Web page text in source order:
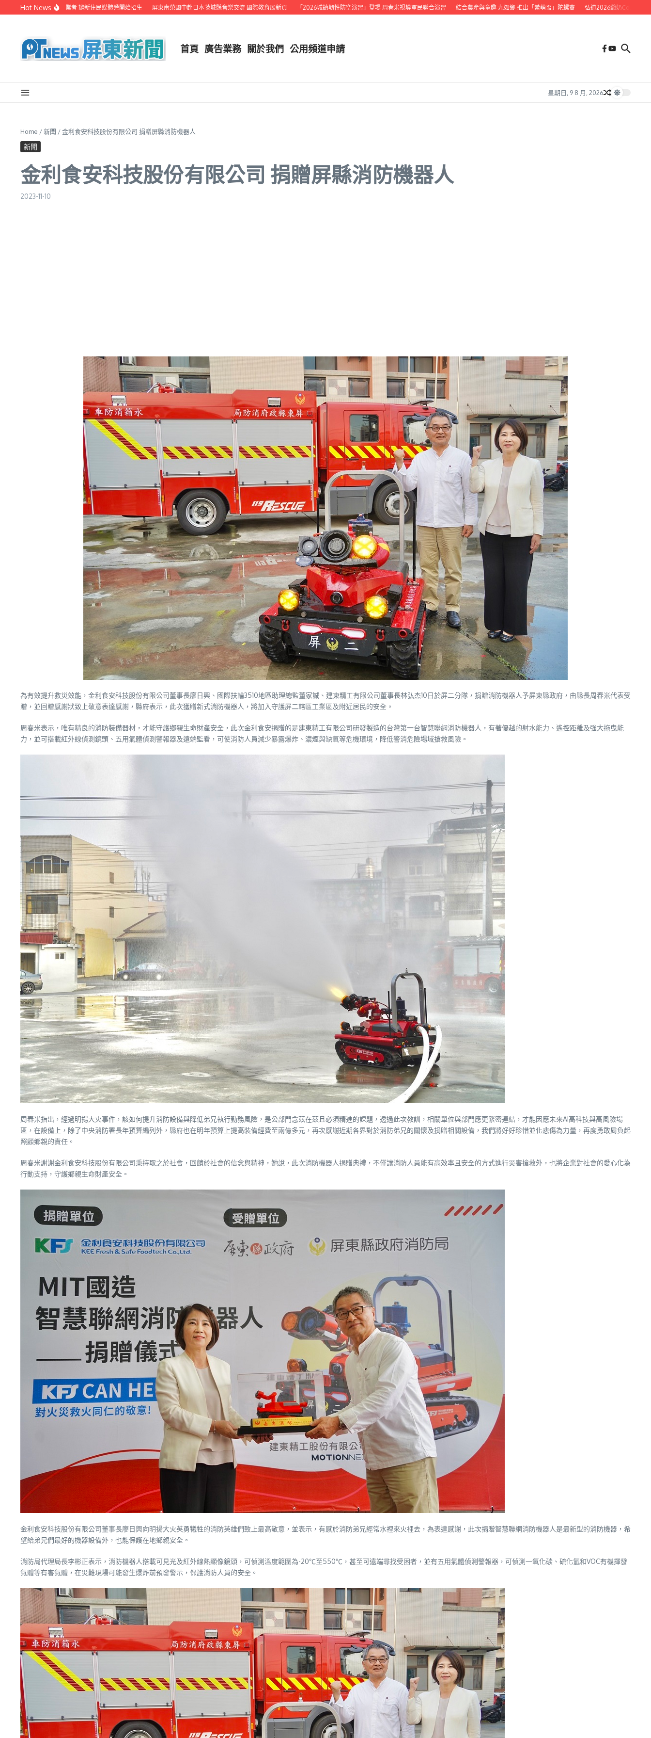
Skip to content
Hot News
聯手在地電視業者 辦新住民媒體營開始招生 屏東南榮國中赴日本茨城縣音樂交流 國際教育展新頁 「2026城鎮韌性防空演習」登場 周春米視導軍民聯合演習 結合農產與童趣 九如鄉 推出「蕾萌盃」陀螺賽 弘道2026爺奶Color Walk健走 邀跨
首頁 廣告業務 關於我們 公用頻道申請
星期日, 9 8 月, 2026
Home /新聞 /金利食安科技股份有限公司 捐贈屏縣消防機器人
新聞
金利食安科技股份有限公司 捐贈屏縣消防機器人
2023-11-10
為有效提升救災效能，金利食安科技股份有限公司董事長廖日興、國際扶輪3510地區助理總監董家誠、建東精工有限公司董事長林弘杰10日於屏二分隊，捐贈消防機器人予屏東縣政府，由縣長周春米代表受
贈，並回贈感謝狀致上敬意表達感謝，縣府表示，此次獲贈新式消防機器人，將加入守護屏二轄區工業區及附近居民的安全。
周春米表示，唯有精良的消防裝備器材，才能守護鄉親生命財產安全，此次金利食安捐贈的是建東精工有限公司研發製造的台灣第一台智慧聯網消防機器人，有著優越的射水能力、遙控距離及強大拖曳能
力，並可搭載紅外線偵測鏡頭、五用氣體偵測警報器及遠端監看，可使消防人員減少暴露爆炸、濃煙與缺氧等危機環境，降低警消危險場域搶救風險。
周春米指出，經過明揚大火事件，該如何提升消防設備與降低弟兄執行勤務風險，是公部門念茲在茲且必須精進的課題，透過此次教訓，相關單位與部門應更緊密連結，才能因應未來AI高科技與高風險場
區，在設備上，除了中央消防署長年預算編列外，縣府也在明年預算上提高裝備經費至兩億多元，再次感謝近期各界對於消防弟兄的關懷及捐贈相關設備，我們將好好珍惜並化悲傷為力量，再度勇敢肩負起
照顧鄉親的責任。
周春米謝謝金利食安科技股份有限公司秉持取之於社會，回饋於社會的信念與精神，她說，此次消防機器人捐贈典禮，不僅讓消防人員能有高效率且安全的方式進行災害搶救外，也將企業對社會的愛心化為
行動支持，守護鄉親生命財產安全。
金利食安科技股份有限公司董事長廖日興向明揚大火英勇犧牲的消防英雄們致上最高敬意，並表示，有感於消防弟兄經常水裡來火裡去，為表達感謝，此次捐贈智慧聯網消防機器人是最新型的消防機器，希
望給弟兄們最好的機器設備外，也能保護在地鄉親安全。
消防局代理局長李彬正表示，消防機器人搭載可見光及紅外線熱顯像鏡頭，可偵測溫度範圍為-20℃至550℃，甚至可遠端尋找受困者，並有五用氣體偵測警報器，可偵測一氧化碳、硫化氫和VOC有機揮發
氣體等有害氣體，在災難現場可能發生爆炸前預發警示，保護消防人員的安全。